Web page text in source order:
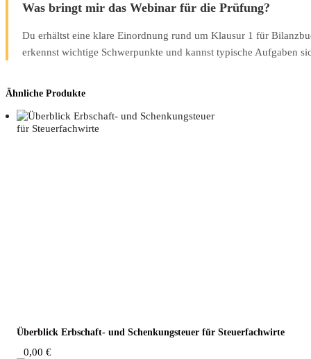
Was bringt mir das Webinar für die Prüfung?
Du erhältst eine klare Einordnung rund um Klausur 1 für
erkennst wichtige Schwerpunkte und kannst typische Aufgaben
Ähnliche Produkte
Über­blick Erb­schaft- und Schen­kung­steu­er für Steuerfachwirte
0,00 €